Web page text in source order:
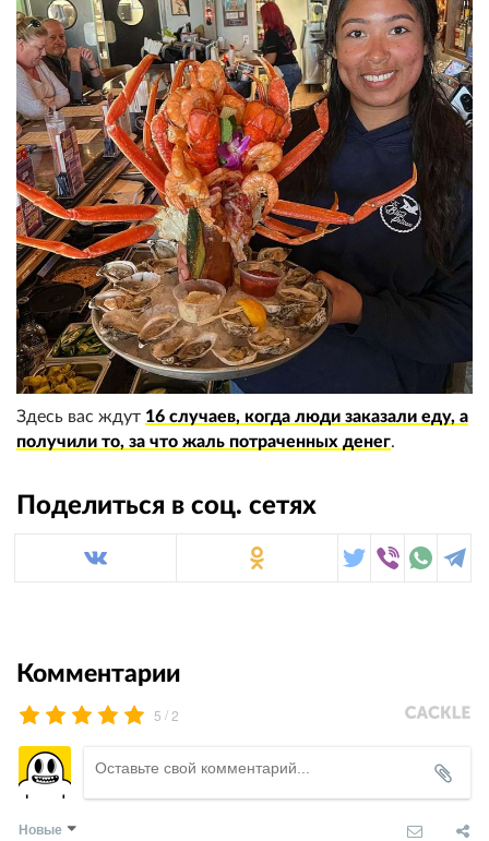
Здесь вас ждут 16 случаев, когда люди заказали еду, а
получили то, за что жаль потраченных денег.
Поделиться в соц. сетях
Комментарии
5 /2
Новые